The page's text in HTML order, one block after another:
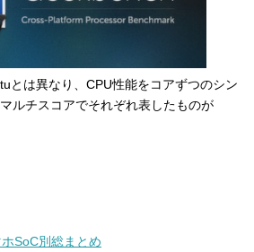
とは異なり、CPU性能をコアずつのシン
ルチスコアでそれぞれ表したものが
SoC別総まとめ